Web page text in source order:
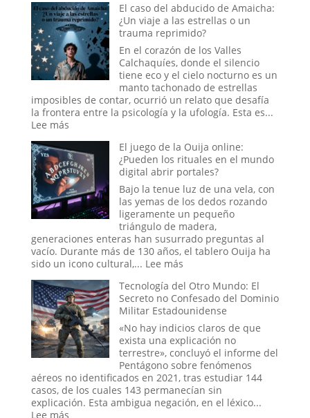
El caso del abducido de Amaicha:
¿Un viaje a las estrellas o un
trauma reprimido?
En el corazón de los Valles
Calchaquíes, donde el silencio
tiene eco y el cielo nocturno es un
manto tachonado de estrellas
imposibles de contar, ocurrió un relato que desafía
la frontera entre la psicología y la ufología. Esta es...
Lee más:
caso
del
abducido
de
Amaicha:
¿Un
viaje
a
las
estrellas
un
trauma
reprimido?
El juego de la Ouija online:
¿Pueden los rituales en el mundo
digital abrir portales?
Bajo la tenue luz de una vela, con
las yemas de los dedos rozando
ligeramente un pequeño
triángulo de madera,
generaciones enteras han susurrado preguntas al
vacío. Durante más de 130 años, el tablero Ouija ha
sido un icono cultural,... Lee más:
juego
de
la
Ouija
online:
¿Pueden
los
rituales
en
el
Tecnología del Otro Mundo: El
Secreto no Confesado del Dominio
Militar Estadounidense
«No hay indicios claros de que
exista una explicación no
terrestre», concluyó el informe del
Pentágono sobre fenómenos
aéreos no identificados en 2021, tras estudiar 144
casos, de los cuales 143 permanecían sin
explicación. Esta ambigua negación, en el léxico...
Lee más: